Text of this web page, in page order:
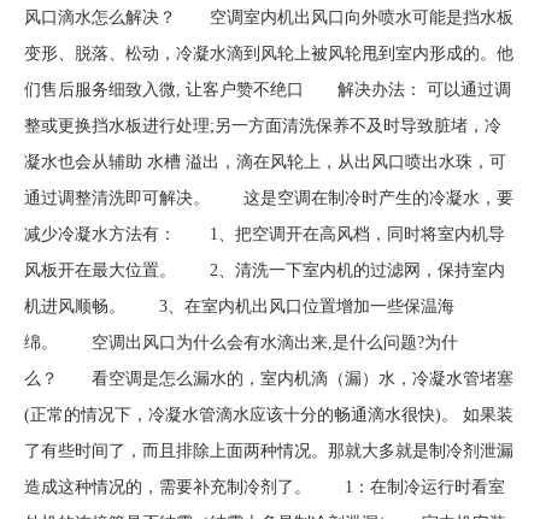
风口滴水怎么解决？ 空调室内机出风口向外喷水可能是挡水板
变形、脱落、松动，冷凝水滴到风轮上被风轮甩到室内形成的。他
们售后服务细致入微, 让客户赞不绝口 解决办法： 可以通过调
整或更换挡水板进行处理;另一方面清洗保养不及时导致脏堵，冷
凝水也会从辅助 水槽 溢出，滴在风轮上，从出风口喷出水珠，可
通过调整清洗即可解决。 这是空调在制冷时产生的冷凝水，要
减少冷凝水方法有： 1、把空调开在高风档，同时将室内机导
风板开在最大位置。 2、清洗一下室内机的过滤网，保持室内
机进风顺畅。 3、在室内机出风口位置增加一些保温海
绵。 空调出风口为什么会有水滴出来,是什么问题?为什
么？ 看空调是怎么漏水的，室内机滴（漏）水，冷凝水管堵塞
(正常的情况下，冷凝水管滴水应该十分的畅通滴水很快)。 如果装
了有些时间了，而且排除上面两种情况。那就大多就是制冷剂泄漏
造成这种情况的，需要补充制冷剂了。 1：在制冷运行时看室